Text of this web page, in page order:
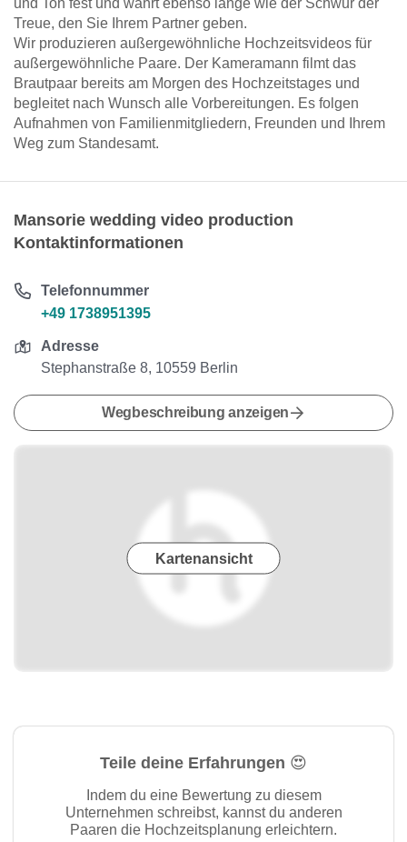
und Ton fest und währt ebenso lange wie der Schwur der
Treue, den Sie Ihrem Partner geben.
Wir produzieren außergewöhnliche Hochzeitsvideos für
außergewöhnliche Paare. Der Kameramann filmt das
Brautpaar bereits am Morgen des Hochzeitstages und
begleitet nach Wunsch alle Vorbereitungen. Es folgen
Aufnahmen von Familienmitgliedern, Freunden und Ihrem
Weg zum Standesamt.
Mansorie wedding video production
Kontaktinformationen
Telefonnummer
+49 1738951395
Adresse
Stephanstraße 8, 10559 Berlin
Wegbeschreibung anzeigen
Kartenansicht
Teile deine Erfahrungen 😍
Indem du eine Bewertung zu diesem
Unternehmen schreibst, kannst du anderen
Paaren die Hochzeitsplanung erleichtern.